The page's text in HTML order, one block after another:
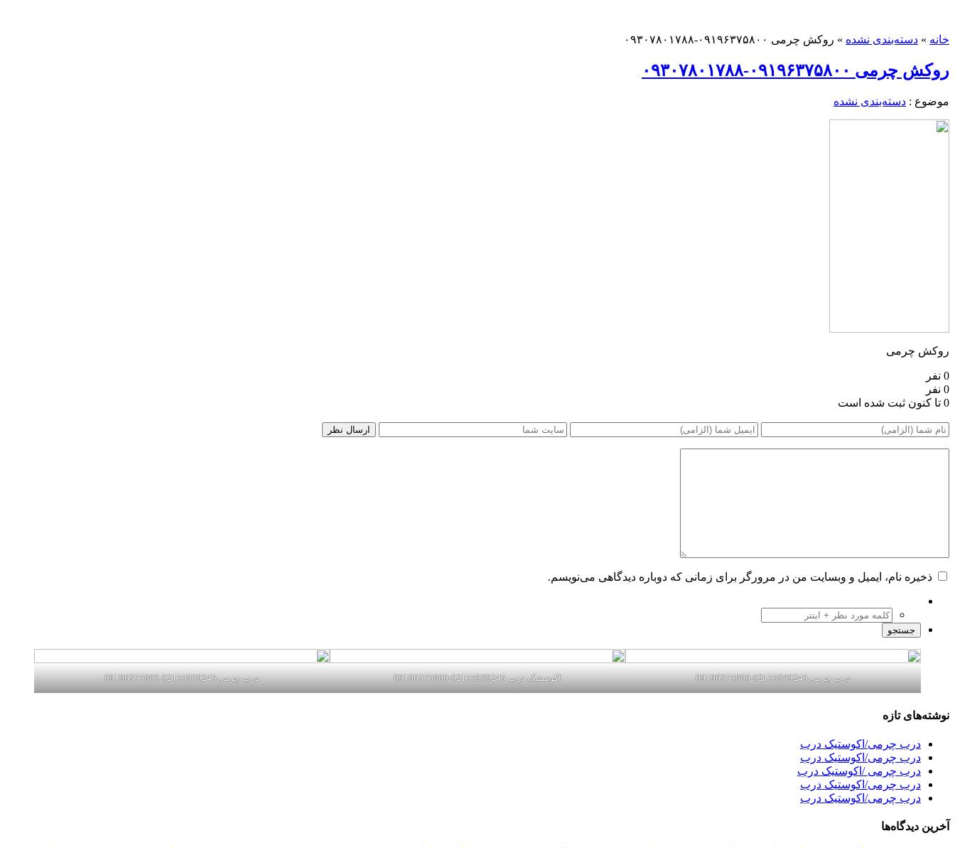
خانه » دسته‌بندی نشده » روکش چرمی ۰۹۱۹۶۳۷۵۸۰۰-۰۹۳۰۷۸۰۱۷۸۸
روکش چرمی ۰۹۱۹۶۳۷۵۸۰۰-۰۹۳۰۷۸۰۱۷۸۸
موضوع : دسته‌بندی نشده
روکش چرمی
0 نفر
0 نفر
0 تا کنون ثبت شده است
ذخیره نام، ایمیل و وبسایت من در مرورگر برای زمانی که دوباره دیدگاهی می‌نویسم.
درب چرمی02155969245-09196375800 اکوستیک درب 02155969245-09196375800 درب چرمی02155969245-09196375800
نوشته‌های تازه
درب چرمی/اکوستیک درب
درب چرمی/اکوستیک درب
درب چرمی /اکوستیک درب
درب چرمی/اکوستیک درب
درب چرمی/اکوستیک درب
آخرین دیدگاه‌ها